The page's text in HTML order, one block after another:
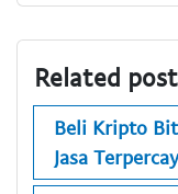
Related
Beli Kripto
Jasa